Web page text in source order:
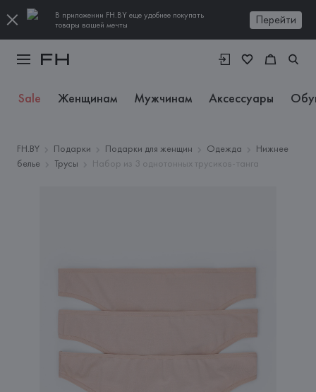
В приложении FH.BY еще удобнее покупать
товары вашей мечты
Перейти
Sale Женщинам Мужчинам Аксессуары
FH.BY Подарки Подарки для женщин Одежда
Нижнее
белье
Трусы Набор из 3 однотонных трусиков-танга